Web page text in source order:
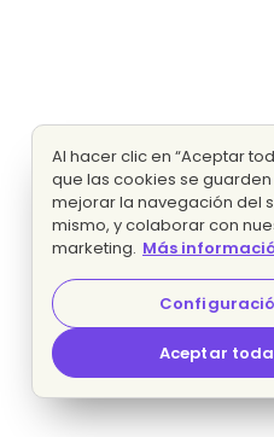
Al hacer clic en “Aceptar
que las cookies se
mejorar la navegación del
mismo, y colaborar con
marketing. Más
Aceptar